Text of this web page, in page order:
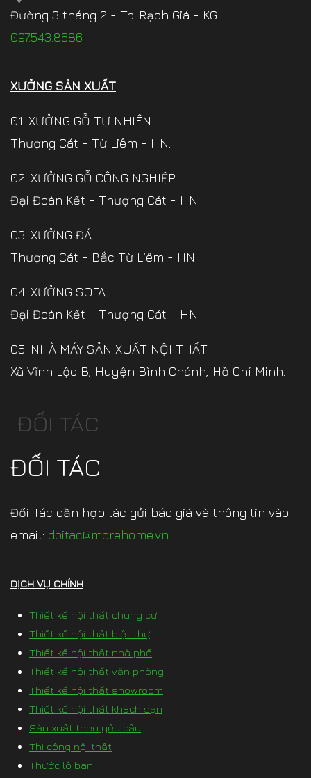
Đường 3 tháng 2 - Tp. Rạch Giá - KG.
097.543.8686
XƯỞNG SẢN XUẤT
01: XƯỞNG GỖ TỰ NHIÊN
Thượng Cát - Từ Liêm - HN.
02: XƯỞNG GỖ CÔNG NGHIỆP
Đại Đoàn Kết - Thượng Cát - HN.
03: XƯỞNG ĐÁ
Thượng Cát - Bắc Từ Liêm - HN.
04: XƯỞNG SOFA
Đại Đoàn Kết - Thượng Cát - HN.
05: NHÀ MÁY SẢN XUẤT NỘI THẤT
Xã Vĩnh Lộc B, Huyện Bình Chánh, Hồ Chí Minh.
ĐỐI TÁC
ĐỐI TÁC
Đối Tác cần hợp tác gửi báo giá và thông tin vào
email: doitac@morehome.vn
DỊCH VỤ CHÍNH
Thiết kế nội thất chung cư
Thiết kế nội thất biệt thự
Thiết kế nội thất nhà phố
Thiết kế nội thất văn phòng
Thiết kế nội thất showroom
Thiết kế nội thất khách sạn
Sản xuất theo yêu cầu
Thi công nội thất
Thước lỗ ban